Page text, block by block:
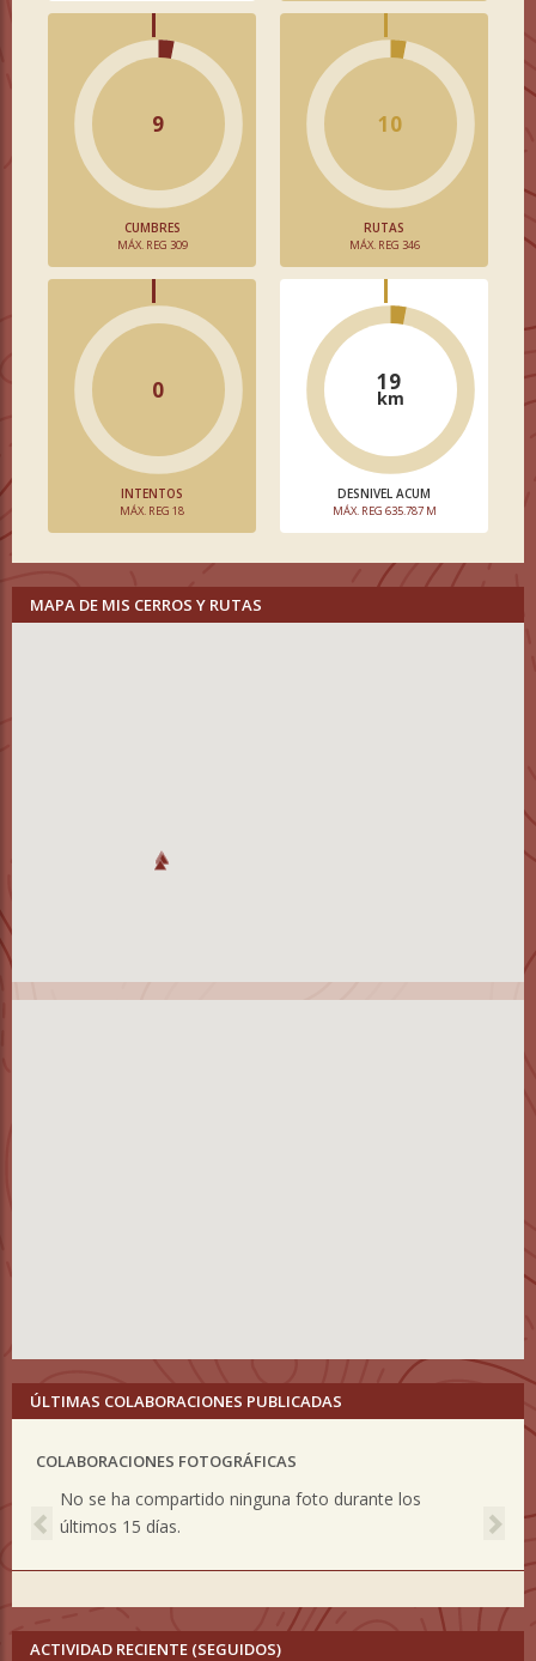
9
CUMBRES
MÁX. REG 309
10
RUTAS
MÁX. REG 346
0
INTENTOS
MÁX. REG 18
19
km
DESNIVEL ACUM
MÁX. REG 635.787 M
MAPA DE MIS CERROS Y RUTAS
ÚLTIMAS COLABORACIONES PUBLICADAS
COLABORACIONES FOTOGRÁFICAS
No se ha compartido ninguna foto durante los
últimos 15 días.
Previous
ACTIVIDAD RECIENTE (SEGUIDOS)